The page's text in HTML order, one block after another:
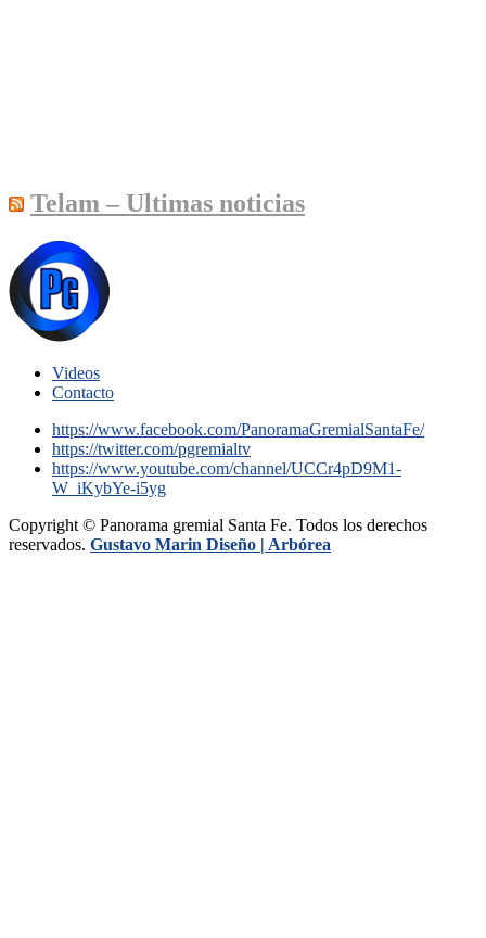
Telam – Ultimas noticias
Videos
Contacto
https://www.facebook.com/PanoramaGremialSantaFe/
https://twitter.com/pgremialtv
https://www.youtube.com/channel/UCCr4pD9M1-
W_iKybYe-i5yg
Copyright © Panorama gremial Santa Fe. Todos los derechos
reservados. Gustavo Marin Diseño | Arbórea